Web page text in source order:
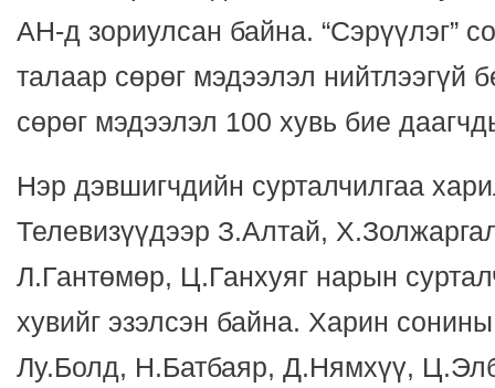
АН-д зориулсан байна. “Сэрүүлэг”
талаар сөрөг мэдээлэл нийтлээгүй
сөрөг мэдээлэл 100 хувь бие
Нэр дэвшигчдийн сурталчилгаа
Телевизүүдээр З.Алтай,
Л.Гантөмөр, Ц.Ганхуяг нарын
хувийг эзэлсэн байна. Харин
Лу.Болд, Н.Батбаяр, Д.Нямхүү,